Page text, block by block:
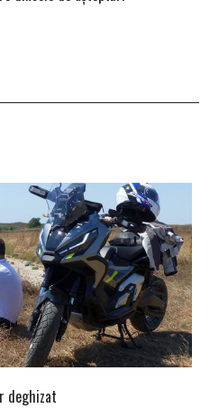
deghizat